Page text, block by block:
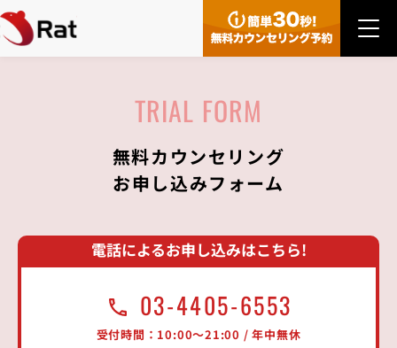
無料カウンセリング
お申し込みフォーム
電話によるお申し込みはこちら!
03-4405-6553
受付時間：10:00〜21:00 / 年中無休